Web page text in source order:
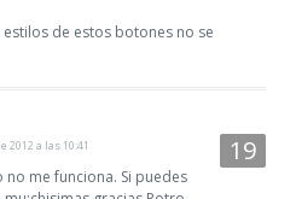
de estos botones no se
2012 a las 10:41
me funciona. Si puedes